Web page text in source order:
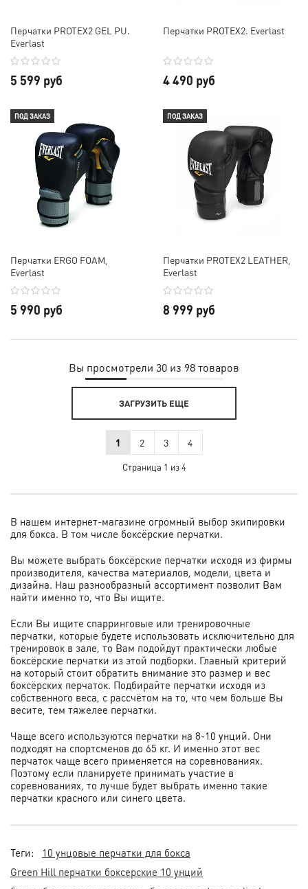
Перчатки PROTEX2 GEL PU.
Everlast
5 599 руб
Перчатки PROTEX2. Everlast
4 490 руб
ПОД ЗАКАЗ
Перчатки ERGO FOAM,
Everlast
5 990 руб
ПОД ЗАКАЗ
Перчатки PROTEX2 LEATHER,
Everlast
8 999 руб
Вы просмотрели 30 из 98 товаров
ЗАГРУЗИТЬ ЕЩЕ
1 2 3 4
Страница 1 из 4
В нашем интернет-магазине огромный выбор экипировки
для бокса. В том числе боксёрские перчатки.
Вы можете выбрать боксёрские перчатки исходя из фирмы
производителя, качества материалов, модели, цвета и
дизайна. Наш разнообразный ассортимент позволит Вам
найти именно то, что Вы ищите.
Если Вы ищите спарринговые или тренировочные
перчатки, которые будете использовать исключительно для
тренировок в зале, то Вам подойдут практически любые
боксёрские перчатки из этой подборки. Главный критерий
на который стоит обратить внимание это размер и вес
боксёрских перчаток. Подбирайте перчатки исходя из
собственного веса, с рассчётом на то, что чем больше Вы
весите, тем тяжелее перчатки.
Чаще всего используются перчатки на 8-10 унций. Они
подходят на спортсменов до 65 кг. И именно этот вес
перчаток чаще всего применяется на соревнованиях.
Поэтому если планируете принимать участие в
соревнованиях, то лучше будет выбрать именно такие
перчатки красного или синего цвета.
Теги:
10 унцовые перчатки для бокса
Green Hill перчатки боксерские 10 унций